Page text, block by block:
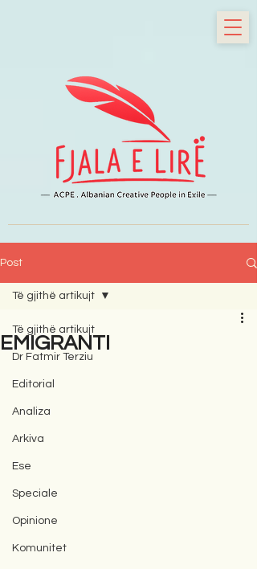
Post
Të gjithë artikujt
Dr Fatmir Terziu
Editorial
Analiza
Arkiva
Ese
Speciale
Opinione
Komunitet
Të gjithë artikujt
EMIGRANTI